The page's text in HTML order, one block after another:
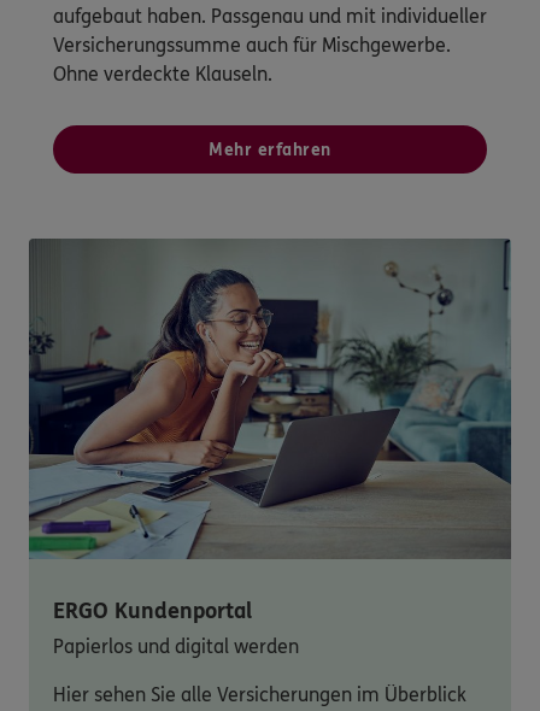
aufgebaut haben. Passgenau und mit individueller
Versicherungssumme auch für Mischgewerbe.
Ohne verdeckte Klauseln.
Mehr erfahren
ERGO Kundenportal
Papierlos und digital werden
Hier sehen Sie alle Versicherungen im Überblick